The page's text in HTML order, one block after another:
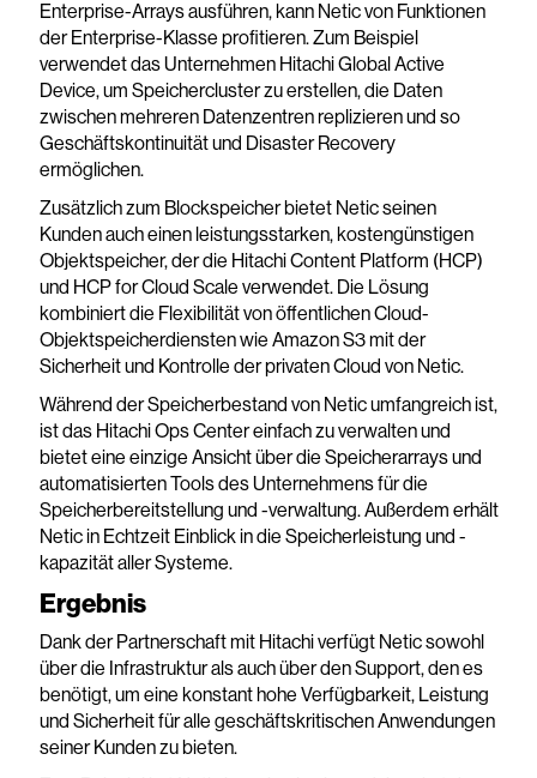
Enterprise-Arrays ausführen, kann Netic von Funktionen
der Enterprise-Klasse profitieren. Zum Beispiel
verwendet das Unternehmen Hitachi Global Active
Device, um Speichercluster zu erstellen, die Daten
zwischen mehreren Datenzentren replizieren und so
Geschäftskontinuität und Disaster Recovery
ermöglichen.
Zusätzlich zum Blockspeicher bietet Netic seinen
Kunden auch einen leistungsstarken, kostengünstigen
Objektspeicher, der die Hitachi Content Platform (HCP)
und HCP for Cloud Scale verwendet. Die Lösung
kombiniert die Flexibilität von öffentlichen Cloud-
Objektspeicherdiensten wie Amazon S3 mit der
Sicherheit und Kontrolle der privaten Cloud von Netic.
Während der Speicherbestand von Netic umfangreich ist,
ist das Hitachi Ops Center einfach zu verwalten und
bietet eine einzige Ansicht über die Speicherarrays und
automatisierten Tools des Unternehmens für die
Speicherbereitstellung und -verwaltung. Außerdem erhält
Netic in Echtzeit Einblick in die Speicherleistung und -
kapazität aller Systeme.
Ergebnis
Dank der Partnerschaft mit Hitachi verfügt Netic sowohl
über die Infrastruktur als auch über den Support, den es
benötigt, um eine konstant hohe Verfügbarkeit, Leistung
und Sicherheit für alle geschäftskritischen Anwendungen
seiner Kunden zu bieten.